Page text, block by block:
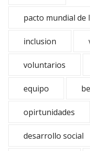
pacto mundial de
inclusion
voluntarios
equipo
opirtunidades
desarrollo social